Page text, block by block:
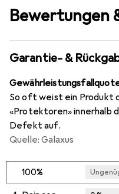
Bewertungen
Garantie- &
So oft weist ein Produkt
«Protektoren» innerhalb
Defekt auf.
Quelle: Galaxus
100%